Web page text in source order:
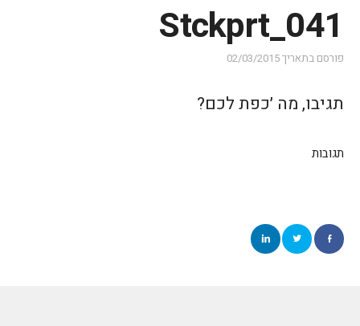
Stckprt_041
פורסם בתאריך02/03/2015
תגיבו, מה ׳כפת לכם?
תגובות